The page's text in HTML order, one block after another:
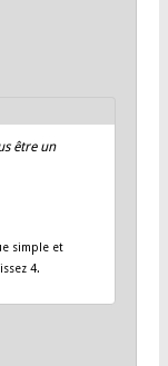
être un
simple et
4.